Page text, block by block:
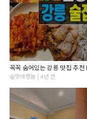
술맛여행놈 | 4년 전